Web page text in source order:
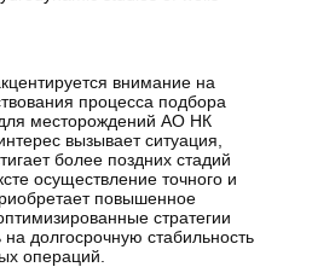
внимание на
процесса подбора
месторождений АО НК
вызывает ситуация,
более поздних стадий
осуществление точного и
повышенное
стратегии
на долгосрочную стабильность
операций.